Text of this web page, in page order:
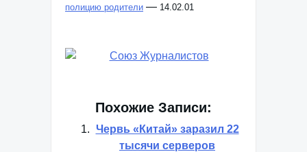
полицию родители — 14.02.01
Похожие Записи:
Червь «Китай» заразил 22
тысячи серверов